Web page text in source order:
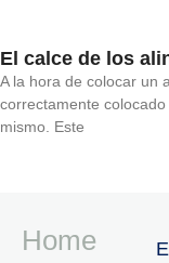
El calce de los
A la hora de colocar un
correctamente
mismo. Este
Home